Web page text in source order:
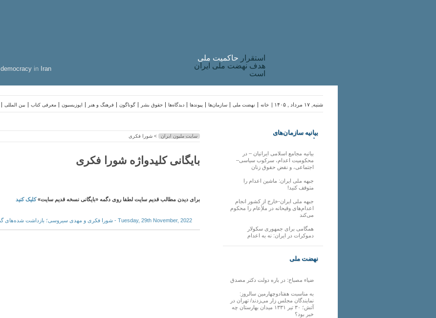
democracy in Iran
استقرار حاکميت ملی
هدف نهضت ملی ایران
است
بین المللی معرفی کتاب اپوزیسیون فرهنگ و هنر گوناگون حقوق بشر دیدگاه‌ها پیوندها سازمان‌ها نهضت ملی خانه شنبه, ۱۷ مرداد , ۱۴۰۵ |
سایت ملیون ایران > شورا فکری
بایگانی کلیدواژه شورا فکری
برای دیدن مطالب قدیم سایت لطفا روی دگمه «بایگانی نسخه قدیم سایت»کلیک کنید
Tuesday, 29th November, 2022 - شورا فکری و مهدی سیروسی؛ بازداشت‌ شده‌های گمنام در سیاه‌چاله‌های نظام
بیانیه سازمان‌های
ملی
بیانیه مجامع اسلامی ایرانیان – در
محکومیت اعدام، سرکوب سیاسی–
اجتماعی، و نقض حقوق زنان
جبهه ملی ایران: ماشین اعدام را
متوقف کنید!
جبهه ملی ایران-خارج از کشور انجام
اعدام‌های وقیحانه در ملأِعام را محکوم
می‌کند
همگامی برای جمهوری سکولار
دموکرات در ایران: نه به اعدام
نهضت ملی
ضیاء مصباح: در باره دولت دکتر مصدق
به مناسبت هفتادوچهارمین سالروز:
نمایندگان مجلس زار می‌زدند/ تهران در
آتش؛ ۳۰ تیر ۱۳۳۱ میدان بهارستان چه
خبر بود؟